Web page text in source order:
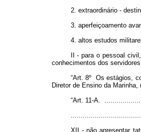
2. extraordinário -
3. aperfeiçoamento
4. altos estudos
II - para o pessoal
conhecimentos dos
“Art. 8º Os estágios,
Diretor de Ensino da
“Art. 11-A.
XII - não apresentar